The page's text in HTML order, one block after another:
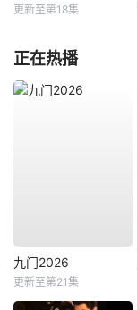
更新至第18集
正在热播
九门2026
更新至第21集